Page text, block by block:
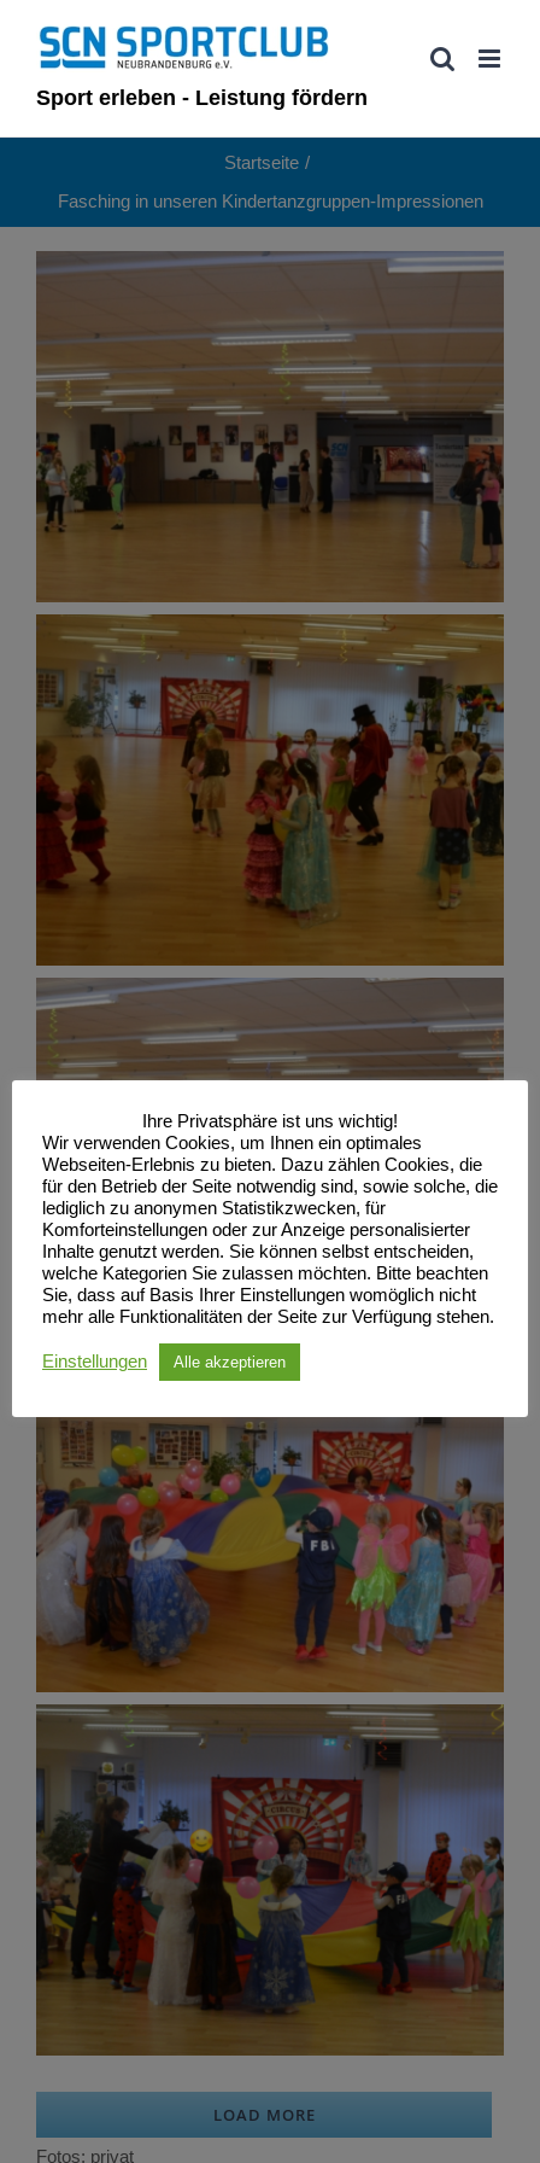
Inhalt
springenSport erleben - Leistung fördern
Startseite
Fasching in unseren Kindertanzgruppen-Impressionen
LOAD MORE
Fotos: privat
Ihre Privatsphäre ist uns wichtig!
Wir verwenden Cookies, um Ihnen ein optimales
Webseiten-Erlebnis zu bieten. Dazu zählen Cookies, die
für den Betrieb der Seite notwendig sind, sowie solche, die
lediglich zu anonymen Statistikzwecken, für
Komforteinstellungen oder zur Anzeige personalisierter
Inhalte genutzt werden. Sie können selbst entscheiden,
welche Kategorien Sie zulassen möchten. Bitte beachten
Sie, dass auf Basis Ihrer Einstellungen womöglich nicht
mehr alle Funktionalitäten der Seite zur Verfügung stehen.
Einstellungen Alle akzeptieren